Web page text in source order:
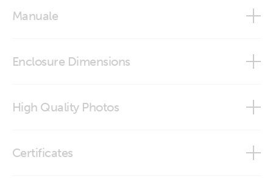
Manuale
Enclosure Dimensions
High Quality Photos
Certificates